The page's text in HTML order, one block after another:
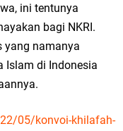
ini tentunya
bagi NKRI.
yang namanya
Islam di Indonesia
05/konvoi-khilafah-